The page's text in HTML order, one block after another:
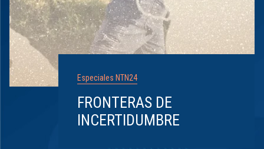
Especiales NTN24
FRONTERAS DE
INCERTIDUMBRE